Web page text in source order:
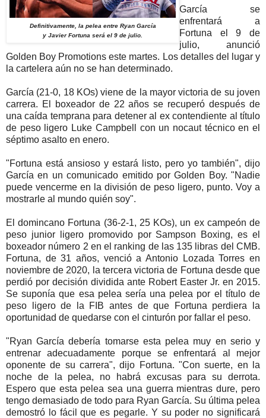
Definitivamente, la pelea entre Ryan García
y Javier Fortuna será el 9 de julio.
García se
enfrentará a
Fortuna el 9 de
julio, anunció
Golden Boy Promotions este martes. Los detalles del lugar y
la cartelera aún no se han determinado.
García (21-0, 18 KOs) viene de la mayor victoria de su joven
carrera. El boxeador de 22 años se recuperó después de
una caída temprana para detener al ex contendiente al título
de peso ligero Luke Campbell con un nocaut técnico en el
séptimo asalto en enero.
"Fortuna está ansioso y estará listo, pero yo también", dijo
García en un comunicado emitido por Golden Boy. "Nadie
puede vencerme en la división de peso ligero, punto. Voy a
mostrarle al mundo quién soy".
El domincano Fortuna (36-2-1, 25 KOs), un ex campeón de
peso junior ligero promovido por Sampson Boxing, es el
boxeador número 2 en el ranking de las 135 libras del CMB.
Fortuna, de 31 años, venció a Antonio Lozada Torres en
noviembre de 2020, la tercera victoria de Fortuna desde que
perdió por decisión dividida ante Robert Easter Jr. en 2015.
Se suponía que esa pelea sería una pelea por el título de
peso ligero de la FIB antes de que Fortuna perdiera la
oportunidad de quedarse con el cinturón por fallar el peso.
"Ryan García debería tomarse esta pelea muy en serio y
entrenar adecuadamente porque se enfrentará al mejor
oponente de su carrera", dijo Fortuna. "Con suerte, en la
noche de la pelea, no habrá excusas para su derrota.
Espero que esta pelea sea una guerra mientras dure, pero
tengo demasiado de todo para Ryan García. Su última pelea
demostró lo fácil que es pegarle. Y su poder no significará